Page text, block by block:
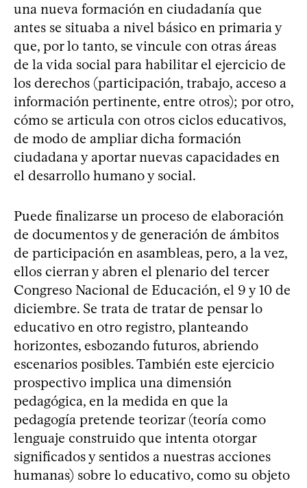
una nueva formación en ciudadanía que
antes se situaba a nivel básico en primaria y
que, por lo tanto, se vincule con otras áreas
de la vida social para habilitar el ejercicio de
los derechos (participación, trabajo, acceso a
información pertinente, entre otros); por otro,
cómo se articula con otros ciclos educativos,
de modo de ampliar dicha formación
ciudadana y aportar nuevas capacidades en
el desarrollo humano y social.
Puede finalizarse un proceso de elaboración
de documentos y de generación de ámbitos
de participación en asambleas, pero, a la vez,
ellos cierran y abren el plenario del tercer
Congreso Nacional de Educación, el 9 y 10 de
diciembre. Se trata de tratar de pensar lo
educativo en otro registro, planteando
horizontes, esbozando futuros, abriendo
escenarios posibles. También este ejercicio
prospectivo implica una dimensión
pedagógica, en la medida en que la
pedagogía pretende teorizar (teoría como
lenguaje construido que intenta otorgar
significados y sentidos a nuestras acciones
humanas) sobre lo educativo, como su objeto